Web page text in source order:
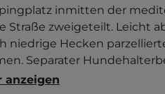
inmitten der
Straße zweigeteilt. Leicht
niedrige Hecken
Separater
und Lebensmitteln.
anzeigen